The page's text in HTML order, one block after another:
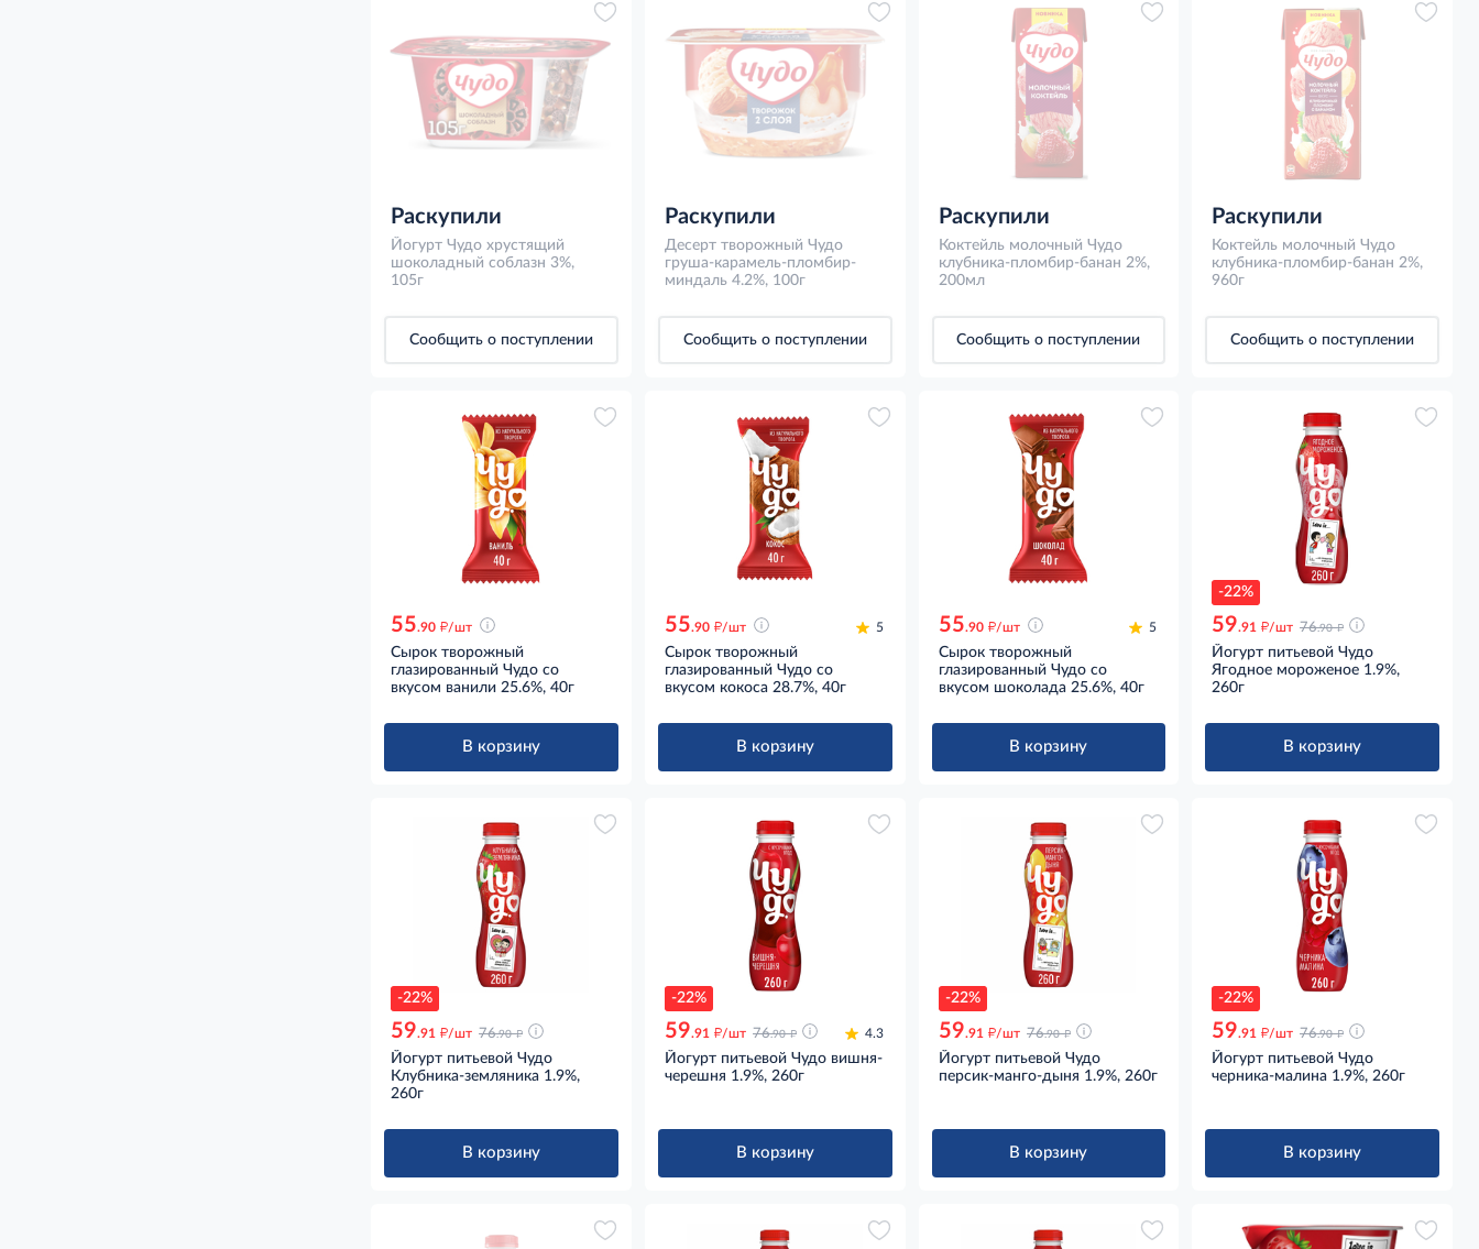
Раскупили
Йогурт Чудо хрустящий
шоколадный соблазн 3%,
105г
Сообщить о поступлении
Раскупили
Десерт творожный Чудо
груша-карамель-пломбир-
миндаль 4.2%, 100г
Сообщить о поступлении
Раскупили
Коктейль молочный Чудо
клубника-пломбир-банан 2%,
200мл
Сообщить о поступлении
Раскупили
Коктейль молочный Чудо
клубника-пломбир-банан 2%,
960г
Сообщить о поступлении
55.90 д/шт
Сырок творожный
глазированный Чудо со
вкусом ванили 25.6%, 40г
В корзину
55.90 д/шт 5
Сырок творожный
глазированный Чудо со
вкусом кокоса 28.7%, 40г
В корзину
55.90 д/шт 5
Сырок творожный
глазированный Чудо со
вкусом шоколада 25.6%, 40г
В корзину
-22%
59.91 д/шт 76.90 д
Йогурт питьевой Чудо
Ягодное мороженое 1.9%,
260г
В корзину
-22%
59.91 д/шт 76.90 д
Йогурт питьевой Чудо
Клубника-земляника 1.9%,
260г
В корзину
-22%
59.91 д/шт 76.90 д 4.3
Йогурт питьевой Чудо вишня-
черешня 1.9%, 260г
В корзину
-22%
59.91 д/шт 76.90 д
Йогурт питьевой Чудо
персик-манго-дыня 1.9%, 260г
В корзину
-22%
59.91 д/шт 76.90 д
Йогурт питьевой Чудо
черника-малина 1.9%, 260г
В корзину